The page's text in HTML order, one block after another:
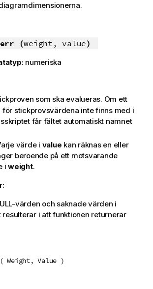
(weight, value)
numeriska
som ska evalueras. Om ett
för stickprovsvärdena inte finns med i
får fältet automatiskt namnet
värde i value kan räknas en eller
beroende på ett motsvarande
i weight.
-värden och saknade värden i
i att funktionen returnerar
Weight, Value )